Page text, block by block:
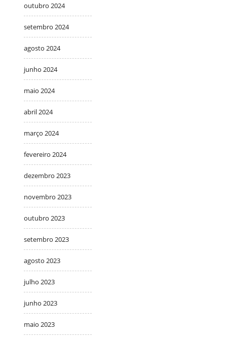
outubro 2024
setembro 2024
agosto 2024
junho 2024
maio 2024
abril 2024
março 2024
fevereiro 2024
dezembro 2023
novembro 2023
outubro 2023
setembro 2023
agosto 2023
julho 2023
junho 2023
maio 2023